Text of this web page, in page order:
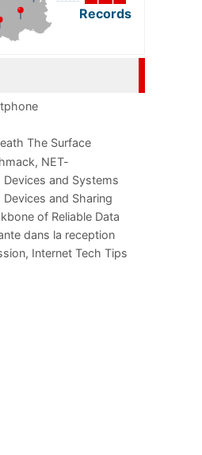
Records
The Surface
NET-
im
and Systems
and Sharing
of Reliable Data
dans la reception
Internet Tech Tips